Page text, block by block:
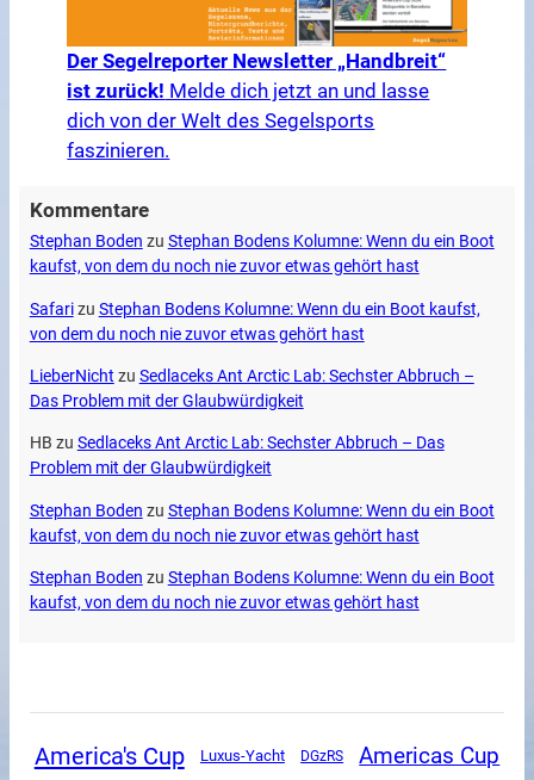
Der Segelreporter Newsletter „Handbreit“
ist zurück! Melde dich jetzt an und lasse
dich von der Welt des Segelsports
faszinieren.
Kommentare
Stephan Boden zu Stephan Bodens Kolumne: Wenn du ein Boot
kaufst, von dem du noch nie zuvor etwas gehört hast
Safarizu Stephan Bodens Kolumne: Wenn du ein Boot kaufst,
von dem du noch nie zuvor etwas gehört hast
LieberNicht zu Sedlaceks Ant Arctic Lab: Sechster Abbruch –
Das Problem mit der Glaubwürdigkeit
HB zu Sedlaceks Ant Arctic Lab: Sechster Abbruch – Das
Problem mit der Glaubwürdigkeit
Stephan Boden zu Stephan Bodens Kolumne: Wenn du ein Boot
kaufst, von dem du noch nie zuvor etwas gehört hast
Stephan Boden zu Stephan Bodens Kolumne: Wenn du ein Boot
kaufst, von dem du noch nie zuvor etwas gehört hast
America's Cup Luxus-Yacht DGzRS Americas Cup